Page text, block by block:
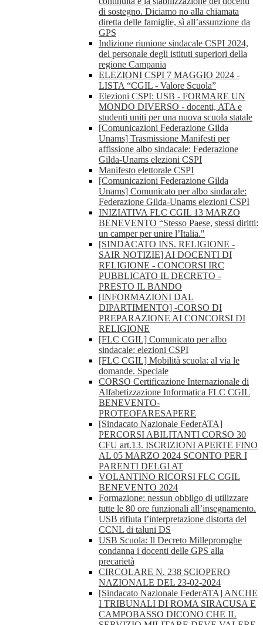
di sostegno. Diciamo no alla chiamata
diretta delle famiglie, sì all’assunzione da
GPS
Indizione riunione sindacale CSPI 2024,
del personale degli istituti superiori della
regione Campania
ELEZIONI CSPI 7 MAGGIO 2024 -
LISTA “CGIL - Valore Scuola”
Elezioni CSPI: USB - FORMARE UN
MONDO DIVERSO - docenti, ATA e
studenti uniti per una nuova scuola statale
[Comunicazioni Federazione Gilda
Unams] Trasmissione Manifesti per
affissione albo sindacale: Federazione
Gilda-Unams elezioni CSPI
Manifesto elettorale CSPI
[Comunicazioni Federazione Gilda
Unams] Comunicato per albo sindacale:
Federazione Gilda-Unams elezioni CSPI
INIZIATIVA FLC CGIL 13 MARZO
BENEVENTO “Stesso Paese, stessi diritti:
un camper per unire l’Italia."
[SINDACATO INS. RELIGIONE -
SAIR NOTIZIE] AI DOCENTI DI
RELIGIONE - CONCORSI IRC
PUBBLICATO IL DECRETO -
PRESTO IL BANDO
[INFORMAZIONI DAL
DIPARTIMENTO] -CORSO DI
PREPARAZIONE AI CONCORSI DI
RELIGIONE
[FLC CGIL] Comunicato per albo
sindacale: elezioni CSPI
[FLC CGIL] Mobilità scuola: al via le
domande. Speciale
CORSO Certificazione Internazionale di
Alfabetizzazione Informatica FLC CGIL
BENEVENTO-
PROTEOFARESAPERE
[Sindacato Nazionale FederATA]
PERCORSI ABILITANTI CORSO 30
CFU art.13. ISCRIZIONI APERTE FINO
AL 05 MARZO 2024 SCONTO PER I
PARENTI DELGI AT
VOLANTINO RICORSI FLC CGIL
BENEVENTO 2024
Formazione: nessun obbligo di utilizzare
tutte le 80 ore funzionali all’insegnamento.
USB rifiuta l’interpretazione distorta del
CCNL di taluni DS
USB Scuola: Il Decreto Milleproroghe
condanna i docenti delle GPS alla
precarietà
CIRCOLARE N. 238 SCIOPERO
NAZIONALE DEL 23-02-2024
[Sindacato Nazionale FederATA] ANCHE
I TRIBUNALI DI ROMA SIRACUSA E
CAMPOBASSO DICONO CHE IL